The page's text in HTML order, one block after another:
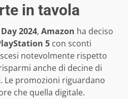
in tavola
2024, Amazon ha deciso
5 con sconti
notevolmente rispetto
anche di decine di
Le promozioni riguardano
che quella digitale.